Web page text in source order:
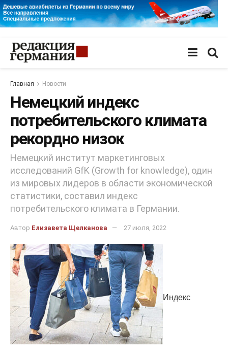
Главная Новости
Немецкий индекс
потребительского климата
рекордно низок
Немецкий институт маркетинговых
исследований GfK (Growth for knowledge), один
из мировых лидеров в области экономической
статистики, составил индекс
потребительского климата в Германии.
Автор Елизавета Щелканова 27 июля, 2022
Индекс